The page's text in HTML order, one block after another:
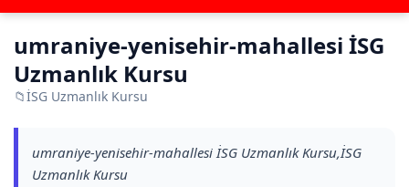
umraniye-yenisehir-mahallesi İSG
Uzmanlık Kursu
📁İSG Uzmanlık Kursu
umraniye-yenisehir-mahallesi İSG Uzmanlık Kursu,İSG
Uzmanlık Kursu